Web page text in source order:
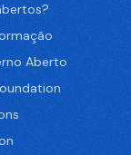
Aberto